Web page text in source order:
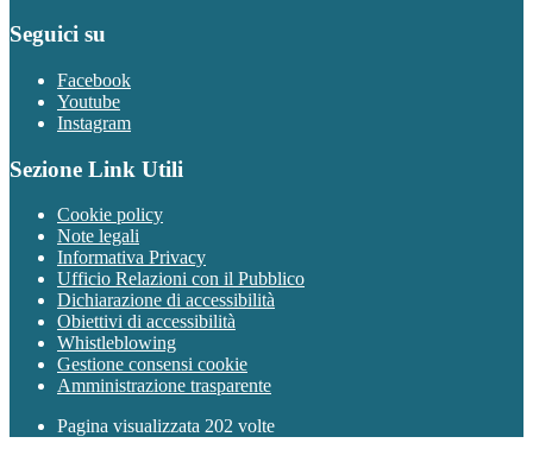
Seguici su
Facebook
Youtube
Instagram
Sezione Link Utili
Cookie policy
Note legali
Informativa Privacy
Ufficio Relazioni con il Pubblico
Dichiarazione di accessibilità
Obiettivi di accessibilità
Whistleblowing
Gestione consensi cookie
Amministrazione trasparente
Pagina visualizzata 202 volte